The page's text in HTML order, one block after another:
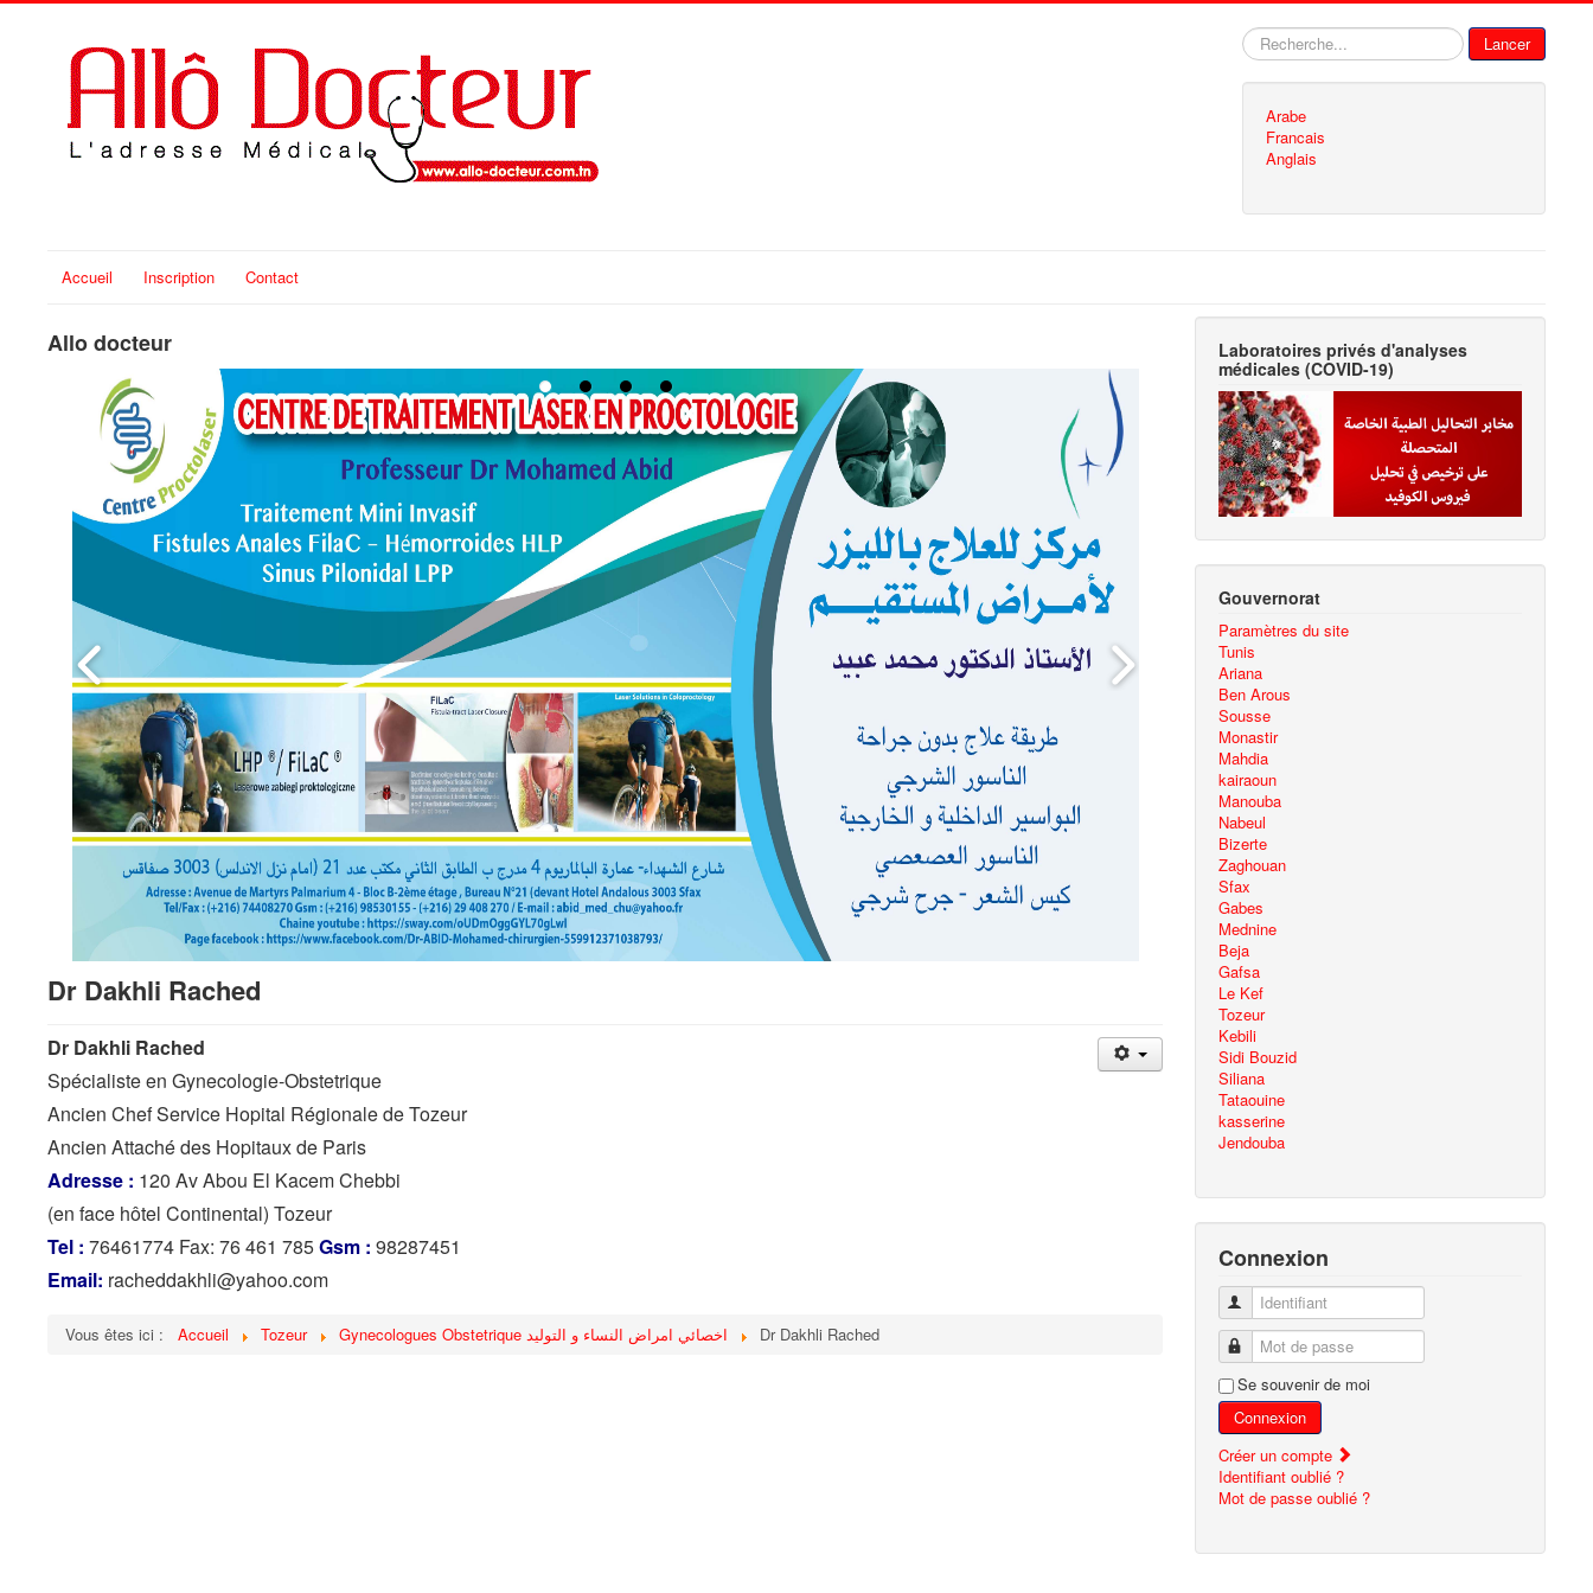
Rechercher Lancer
Arabe
Francais
Anglais
Accueil Inscription Contact
Allo docteur
Dr Dakhli Rached
Dr Dakhli Rached
Spécialiste en Gynecologie-Obstetrique
Ancien Chef Service Hopital Régionale de Tozeur
Ancien Attaché des Hopitaux de Paris
Adresse : 120 Av Abou El Kacem Chebbi
(en face hôtel Continental) Tozeur
Tel : 76461774 Fax: 76 461 785Gsm : 98287451
Email: racheddakhli@yahoo.com
Vous êtes ici : Accueil Tozeur Gynecologues Obstetrique اخصائي امراض النساء و التوليد Dr Dakhli Rached
Laboratoires privés d'analyses
médicales (COVID-19)
Gouvernorat
Paramètres du site
Tunis
Ariana
Ben Arous
Sousse
Monastir
Mahdia
kairaoun
Manouba
Nabeul
Bizerte
Zaghouan
Sfax
Gabes
Mednine
Beja
Gafsa
Le Kef
Tozeur
Kebili
Sidi Bouzid
Siliana
Tataouine
kasserine
Jendouba
Connexion
Identifiant
Mot de passe
Se souvenir de moi
Connexion
Créer un compte
Identifiant oublié ?
Mot de passe oublié ?